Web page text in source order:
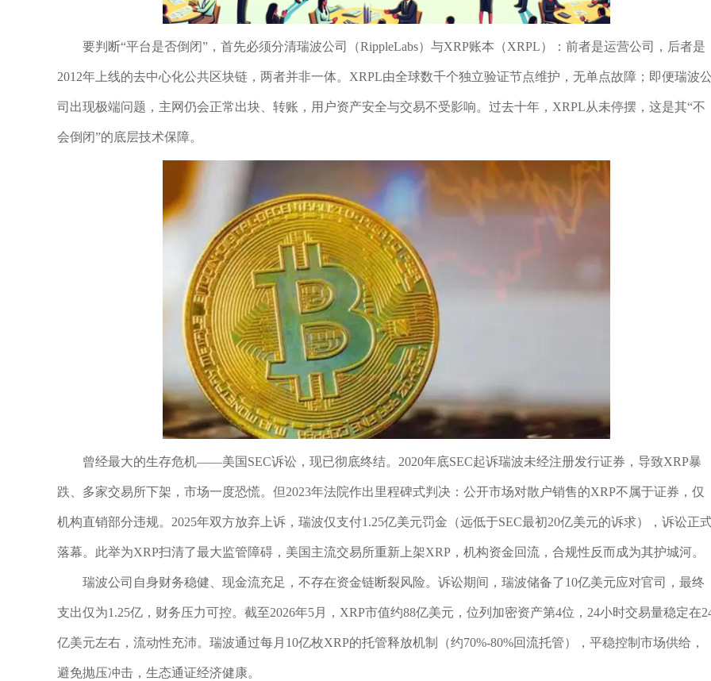
要判断“平台是否倒闭”，首先必须分清瑞波公司（RippleLabs）与XRP账本（XRPL）：前者是运营公司，后者是
2012年上线的去中心化公共区块链，两者并非一体。XRPL由全球数千个独立验证节点维护，无单点故障；即便瑞波公
司出现极端问题，主网仍会正常出块、转账，用户资产安全与交易不受影响。过去十年，XRPL从未停摆，这是其“不
会倒闭”的底层技术保障。
曾经最大的生存危机——美国SEC诉讼，现已彻底终结。2020年底SEC起诉瑞波未经注册发行证券，导致XRP暴
跌、多家交易所下架，市场一度恐慌。但2023年法院作出里程碑式判决：公开市场对散户销售的XRP不属于证券，仅
机构直销部分违规。2025年双方放弃上诉，瑞波仅支付1.25亿美元罚金（远低于SEC最初20亿美元的诉求），诉讼正
落幕。此举为XRP扫清了最大监管障碍，美国主流交易所重新上架XRP，机构资金回流，合规性反而成为其护城河。
瑞波公司自身财务稳健、现金流充足，不存在资金链断裂风险。诉讼期间，瑞波储备了10亿美元应对官司，最终
支出仅为1.25亿，财务压力可控。截至2026年5月，XRP市值约88亿美元，位列加密资产第4位，24小时交易量稳定在
亿美元左右，流动性充沛。瑞波通过每月10亿枚XRP的托管释放机制（约70%-80%回流托管），平稳控制市场供给，
避免抛压冲击，生态通证经济健康。